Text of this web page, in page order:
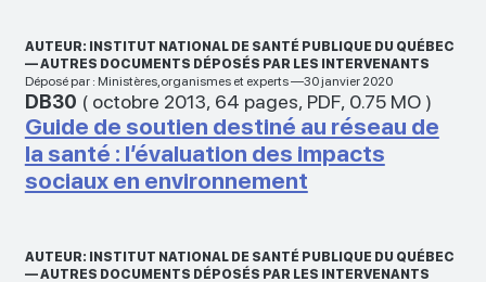
AUTEUR: INSTITUT NATIONAL DE SANTÉ PUBLIQUE DU QUÉBEC
— AUTRES DOCUMENTS DÉPOSÉS PAR LES INTERVENANTS
Déposé par : Ministères,organismes et experts —30 janvier 2020
DB30 ( octobre 2013, 64 pages, PDF, 0.75 MO)
Guide de soutien destiné au réseau de
la santé : l’évaluation des impacts
sociaux en environnement
AUTEUR: INSTITUT NATIONAL DE SANTÉ PUBLIQUE DU QUÉBEC
— AUTRES DOCUMENTS DÉPOSÉS PAR LES INTERVENANTS